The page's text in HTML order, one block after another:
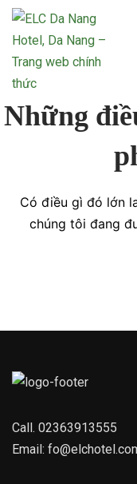
Những
Có điều gì đó lớn
chúng tôi đang
Call. 02363913555
Email: